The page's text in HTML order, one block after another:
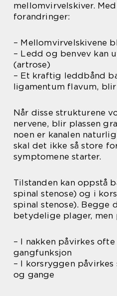
mellomvirvelskiver.
forandringer:
– Mellomvirvelskivene
– Ledd og benvev kan
(artrose)
– Et kraftig leddbånd
ligamentum flavum,
Når disse strukturene
nervene, blir plassen
noen er kanalen
skal det ikke så store
symptomene starter.
Tilstanden kan oppstå
spinal stenose) og i
spinal stenose). Begge
betydelige plager, men
– I nakken påvirkes
gangfunksjon
– I korsryggen påvirkes
og gange